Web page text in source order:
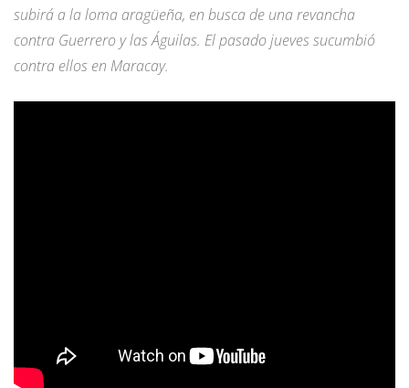
subirá a la loma aragüeña, en busca de una revancha
contra Guerrero y las Águilas. El pasado jueves sucumbió
contra ellos en Maracay.